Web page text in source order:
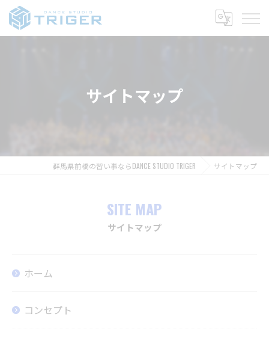
サイトマップ
群馬県前橋の習い事ならDANCE STUDIO TRIGER サイトマップ
サイトマップ
SITE MAP
ホーム
コンセプト